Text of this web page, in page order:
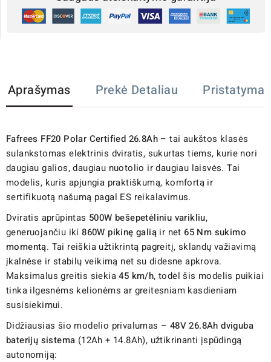
Aprašymas Prekė Detaliau Pristatymas
Fafrees FF20 Polar Certified 26.8Ah– tai aukštos klasės
sulankstomas elektrinis dviratis, sukurtas tiems, kurie nori
daugiau galios, daugiau nuotolio ir daugiau laisvės. Tai
modelis, kuris apjungia praktiškumą, komfortą ir
sertifikuotą našumą pagal ES reikalavimus.
Dviratis aprūpintas 500W bešepetėliniu varikliu,
generuojančiu iki860W pikinę galią ir net 65 Nm sukimo
momentą. Tai reiškia užtikrintą pagreitį, sklandų važiavimą
įkalnėse ir stabilų veikimą net su didesne apkrova.
Maksimalus greitis siekia45 km/h, todėl šis modelis puikiai
tinka ilgesnėms kelionėms ar greitesniam kasdieniam
susisiekimui.
Didžiausias šio modelio privalumas – 48V 26.8Ah dviguba
baterijų sistema (12Ah + 14.8Ah), užtikrinanti įspūdingą
autonomiją: